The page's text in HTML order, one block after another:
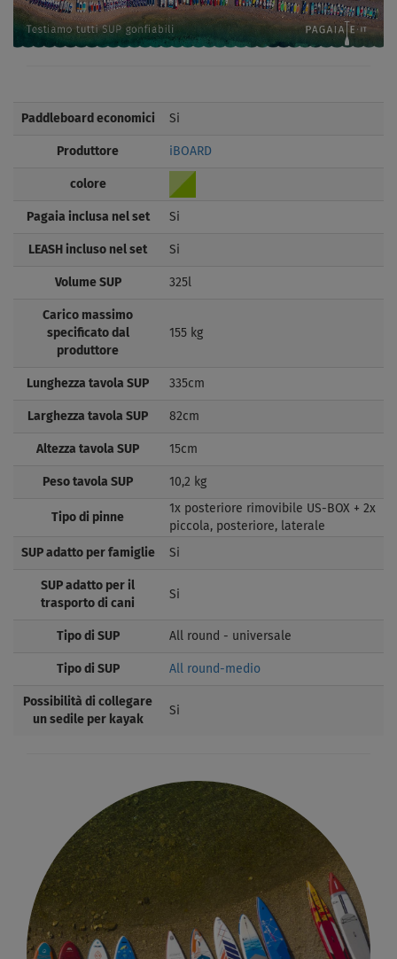
Paddleboard economici Si
Produttore iBOARD
colore
Pagaia inclusa nel set Si
LEASH incluso nel set Si
Volume SUP 325l
Carico massimo
specificato dal
produttore
155 kg
Lunghezza tavola SUP 335cm
Larghezza tavola SUP 82cm
Altezza tavola SUP 15cm
Peso tavola SUP 10,2 kg
Tipo di pinne
1x posteriore rimovibile US-BOX + 2x
piccola, posteriore, laterale
SUP adatto per famiglie Si
SUP adatto per il
trasporto di cani
Si
Tipo di SUP All round - universale
Tipo di SUP All round-medio
Possibilità di collegare
un sedile per kayak
Si